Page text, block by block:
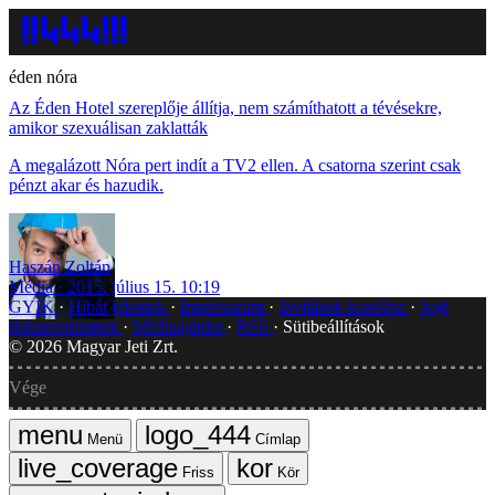
éden nóra
Az Éden Hotel szereplője állítja, nem számíthatott a tévésekre,
amikor szexuálisan zaklatták
A megalázott Nóra pert indít a TV2 ellen. A csatorna szerint csak
pénzt akar és hazudik.
Haszán Zoltán
Média
2015. július 15. 10:19
GYIK
Hibát jelentek Impresszum Javítások kezelése
Jogi
dokumentumok
Médiaajánlat RSS
Sütibeállítások
© 2026 Magyar Jeti Zrt.
Vége
Menü
Címlap
Friss
Kör